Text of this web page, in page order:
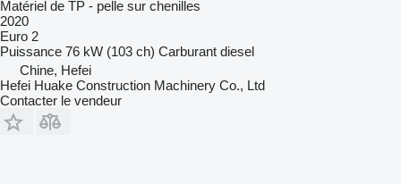
Matériel de TP - pelle sur chenilles
2020
Euro 2
Puissance 76 kW (103 ch) Carburant diesel
Chine, Hefei
Hefei Huake Construction Machinery Co., Ltd
Contacter le vendeur